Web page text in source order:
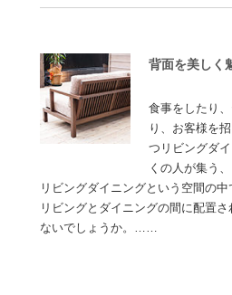
背面を美しく
食事をしたり
り、お客様を
つリビングダ
くの人が集う
リビングダイニングという空間の中
リビングとダイニングの間に配置
ないでしょうか。……